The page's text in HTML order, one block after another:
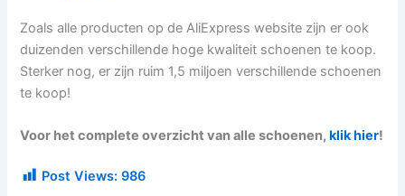
Zoals alle producten op de AliExpress website zijn er ook
duizenden verschillende hoge kwaliteit schoenen te koop.
Sterker nog, er zijn ruim 1,5 miljoen verschillende schoenen
te koop!
Voor het complete overzicht van alle schoenen,klik hier!
Post Views: 986